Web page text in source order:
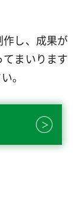
し、成果が
まいります
。